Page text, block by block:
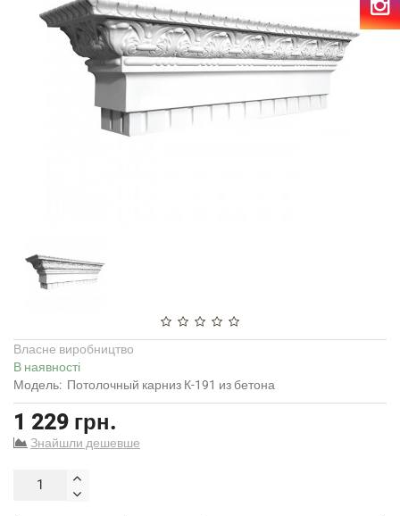
Власне виробництво
В наявності
Модель: Потолочный карниз К-191 из бетона
1 229 грн.
Знайшли дешевше